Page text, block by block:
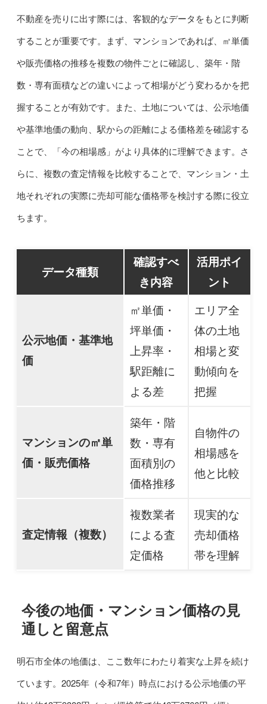
不動産を売りに出す際には、客観的なデータをもとに判断
することが重要です。まず、マンションであれば、㎡単価
や販売価格の推移を複数の物件ごとに確認し、築年・階
数・専有面積などの違いによって相場がどう変わるかを把
握することが有効です。また、土地については、公示地価
や基準地価の動向、駅からの距離による価格差を確認する
ことで、「今の相場感」がより具体的に理解できます。さ
らに、複数の査定情報を比較することで、マンション・土
地それぞれの実際に売却可能な価格帯を検討する際に役立
ちます。
データ種類
確認すべ
き内容
活用ポイ
ント
公示地価・基準地
価
㎡単価・
坪単価・
上昇率・
駅距離に
よる差
エリア全
体の土地
相場と変
動傾向を
把握
マンションの㎡単
価・販売価格
築年・階
数・専有
面積別の
価格推移
自物件の
相場感を
他と比較
査定情報（複数）
複数業者
による査
定価格
現実的な
売却価格
帯を理解
今後の地価・マンション価格の見
通しと留意点
明石市全体の地価は、ここ数年にわたり着実な上昇を続け
ています。2025年（令和7年）時点における公示地価の平